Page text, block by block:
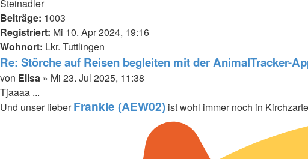
Steinadler
Beiträge: 1003
Registriert: Mi 10. Apr 2024, 19:16
Wohnort: Lkr. Tuttlingen
Re: Störche auf Reisen begleiten mit der AnimalTracker-
Beitrag
von Elisa » Mi 23. Jul 2025, 11:38
Tjaaaa ...
Und unser lieberFrankie (AEW02) ist wohl immer noch in